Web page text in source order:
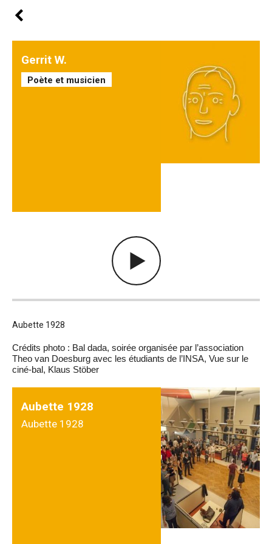
Gerrit W.
Poète et musicien
Aubette 1928
Crédits photo : Bal dada, soirée organisée par l’association
Theo van Doesburg avec les étudiants de l’INSA, Vue sur le
ciné-bal, Klaus Stöber
Aubette 1928
Aubette 1928